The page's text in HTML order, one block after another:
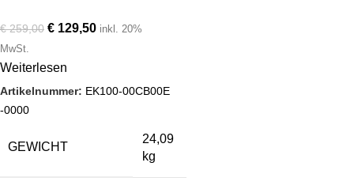
€259,00 € 129,50 inkl. 20%
MwSt.
Weiterlesen
Artikelnummer: EK100-00CB00E
-0000
GEWICHT
24,09
kg